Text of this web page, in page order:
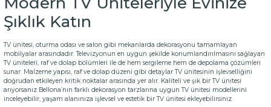
Şıklık Katın
TV ünitesi, oturma odası ve salon gibi mekanlarda dekorasyonu tamamlayan
mobilyalar arasındadır. Televizyonun en uygun şekilde konumlandırılmasını sağlayan
TV üniteleri, raf ve dolap bölümleri ile de hem sergileme hem de depolama çözümleri
sunar. Malzeme yapısı, raf ve dolap düzeni gibi detaylar TV ünitesinin işlevselliğini
doğrudan etkileyen kritik noktalar arasında yer alır. Kaliteli ve şık bir TV ünitesi
arıyorsanız Bellona’nın farklı dekorasyon tarzlarına uygun TV ünitesi modellerini
inceleyebilir, yaşam alanınıza işlevsel ve estetik bir TV ünitesi ekleyebilirsiniz.